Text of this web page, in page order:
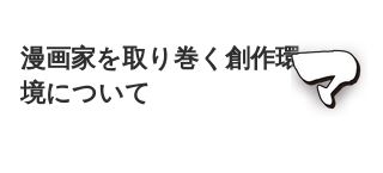
漫画家を取り巻く創作環
境について